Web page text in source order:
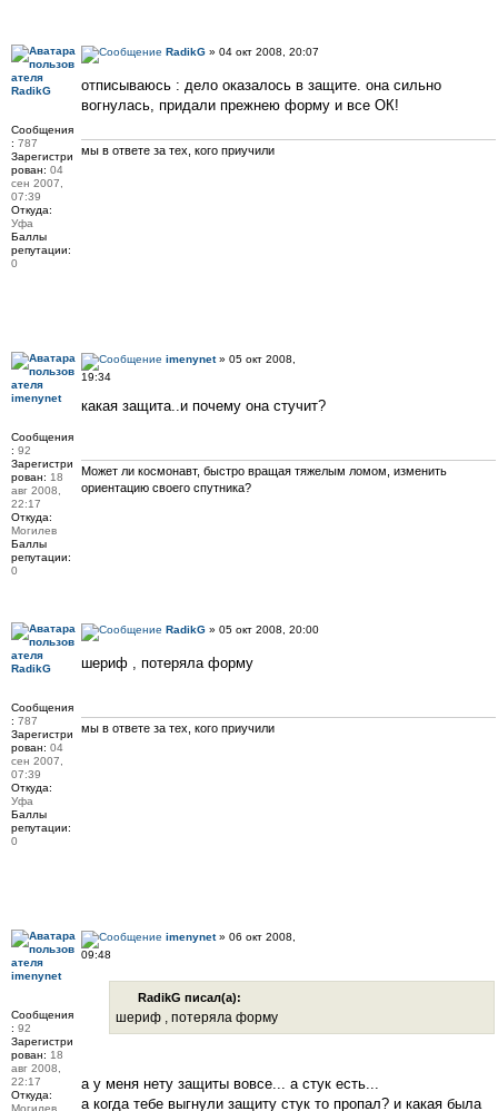
RadikG » 04 окт 2008, 20:07
отписываюсь : дело оказалось в защите. она сильно
вогнулась, придали прежнею форму и все ОК!
мы в ответе за тех, кого приучили
RadikG
Сообщения
: 787
Зарегистри
рован: 04
сен 2007,
07:39
Откуда:
Уфа
Баллы
репутации:
0
imenynet» 05 окт 2008,
19:34
какая защита..и почему она стучит?
Может ли космонавт, быстро вращая тяжелым ломом, изменить
ориентацию своего спутника?
imenynet
Сообщения
: 92
Зарегистри
рован: 18
авг 2008,
22:17
Откуда:
Могилев
Баллы
репутации:
0
RadikG » 05 окт 2008, 20:00
шериф , потеряла форму
мы в ответе за тех, кого приучили
RadikG
Сообщения
: 787
Зарегистри
рован: 04
сен 2007,
07:39
Откуда:
Уфа
Баллы
репутации:
0
imenynet» 06 окт 2008,
09:48
RadikG писал(а):
шериф , потеряла форму
а у меня нету защиты вовсе... а стук есть...
а когда тебе выгнули защиту стук то пропал? и какая была
imenynet
Сообщения
: 92
Зарегистри
рован: 18
авг 2008,
22:17
Откуда:
Могилев